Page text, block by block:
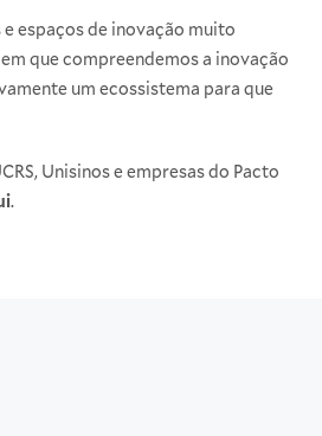
espaços de inovação muito
que compreendemos a inovação
um ecossistema para que
Unisinos e empresas do Pacto
.